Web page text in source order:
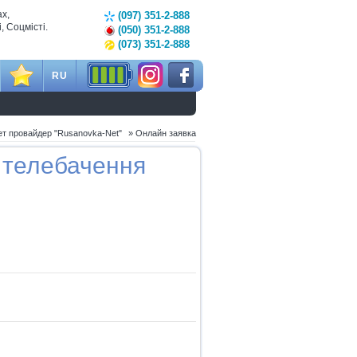
Соцмісті.
(097) 351-2-888
(050) 351-2-888
(073) 351-2-888
RU
провайдер "Rusanovka-Net" » Онлайн заявка